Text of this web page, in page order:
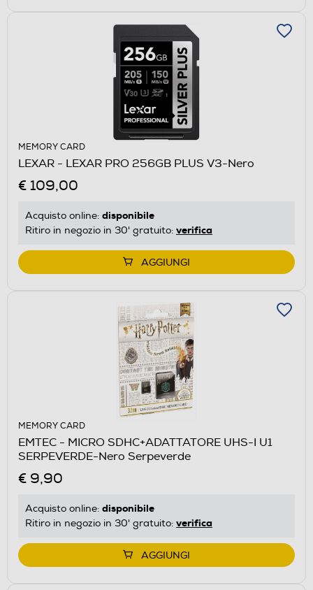
MEMORY CARD
LEXAR - LEXAR PRO 256GB PLUS V3-Nero
€ 109,00
Acquisto online: disponibile
Ritiro in negozio in 30' gratuito: verifica
AGGIUNGI
MEMORY CARD
EMTEC - MICRO SDHC+ADATTATORE UHS-I U1
SERPEVERDE-Nero Serpeverde
€ 9,90
Acquisto online: disponibile
Ritiro in negozio in 30' gratuito: verifica
AGGIUNGI